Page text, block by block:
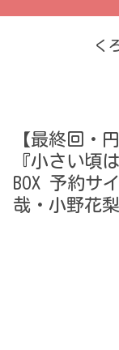
く
【最終回・
『小さい頃
BOX 予約サ
哉・小野花梨